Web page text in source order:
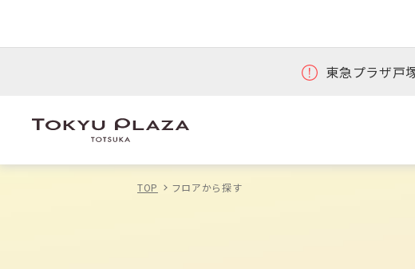
東急プラザ戸
TOP フロアから探す